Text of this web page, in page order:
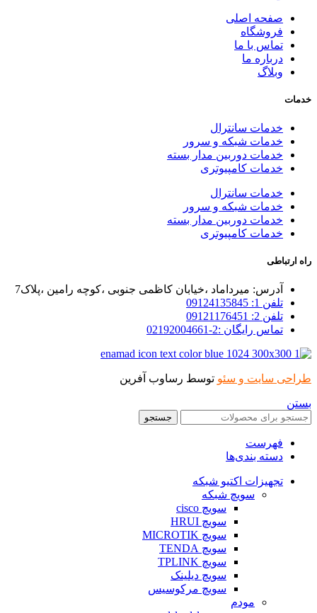
صفحه اصلی
فروشگاه
تماس با ما
درباره ما
وبلاگ
خدمات
خدمات سانترال
خدمات شبکه و سرور
خدمات دوربین مدار بسته
خدمات کامپیوتری
خدمات سانترال
خدمات شبکه و سرور
خدمات دوربین مدار بسته
خدمات کامپیوتری
راه ارتباطی
آدرس: میرداماد ،خیابان کاظمی جنوبی ،کوچه رامین ،پلاک7
تلفن 1: 09124135845
تلفن 2: 09121176451
تماس رایگان :2-02192004661
طراحی سایت و سئو توسط رساوب آفرین
بستن
جستجو
فهرست
دسته بندی‌ها
تجهیزات اکتیو شبکه
سویچ شبکه
سویچ cisco
سویچ HRUI
سویچ MICROTIK
سویچ TENDA
سویچ TPLINK
سویچ دیلینک
سویچ مرکوسیس
مودم